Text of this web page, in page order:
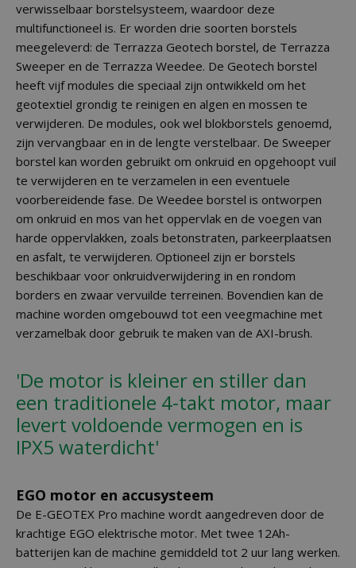
verwisselbaar borstelsysteem, waardoor deze
multifunctioneel is. Er worden drie soorten borstels
meegeleverd: de Terrazza Geotech borstel, de Terrazza
Sweeper en de Terrazza Weedee. De Geotech borstel
heeft vijf modules die speciaal zijn ontwikkeld om het
geotextiel grondig te reinigen en algen en mossen te
verwijderen. De modules, ook wel blokborstels genoemd,
zijn vervangbaar en in de lengte verstelbaar. De Sweeper
borstel kan worden gebruikt om onkruid en opgehoopt vuil
te verwijderen en te verzamelen in een eventuele
voorbereidende fase. De Weedee borstel is ontworpen
om onkruid en mos van het oppervlak en de voegen van
harde oppervlakken, zoals betonstraten, parkeerplaatsen
en asfalt, te verwijderen. Optioneel zijn er borstels
beschikbaar voor onkruidverwijdering in en rondom
borders en zwaar vervuilde terreinen. Bovendien kan de
machine worden omgebouwd tot een veegmachine met
verzamelbak door gebruik te maken van de AXI-brush.
'De motor is kleiner en stiller dan
een traditionele 4-takt motor, maar
levert voldoende vermogen en is
IPX5 waterdicht'
EGO motor en accusysteem
De E-GEOTEX Pro machine wordt aangedreven door de
krachtige EGO elektrische motor. Met twee 12Ah-
batterijen kan de machine gemiddeld tot 2 uur lang werken.